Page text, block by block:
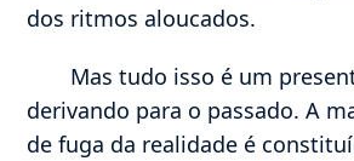
dos ritmos aloucados.
Mas tudo isso é um
derivando para o passado. A
de fuga da realidade é